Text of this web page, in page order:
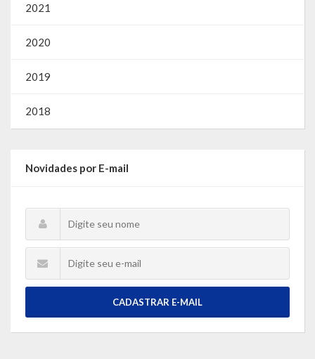
2021
2020
2019
2018
Novidades por E-mail
CADASTRAR E-MAIL